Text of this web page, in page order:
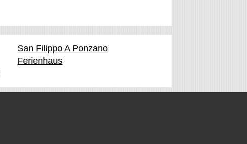
San Filippo A Ponzano
Ferienhaus